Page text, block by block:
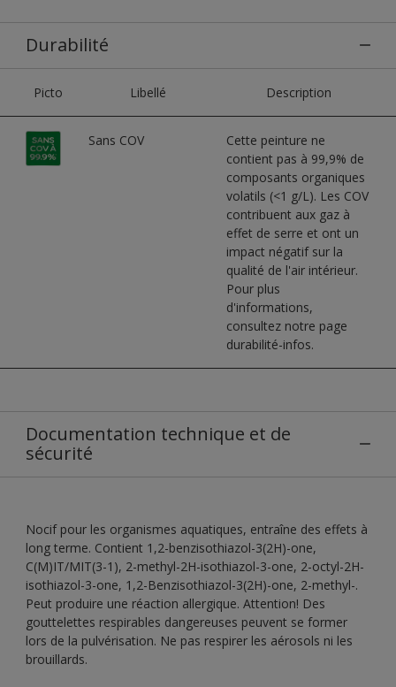
Durabilité
Picto Libellé Description
Sans COV
Cette peinture ne
contient pas à 99,9% de
composants organiques
volatils (<1 g/L). Les COV
contribuent aux gaz à
effet de serre et ont un
impact négatif sur la
qualité de l'air intérieur.
Pour plus
d'informations,
consultez notre page
durabilité-infos.
Documentation technique et de
sécurité
Nocif pour les organismes aquatiques, entraîne des effets à
long terme. Contient 1,2-benzisothiazol-3(2H)-one,
C(M)IT/MIT(3-1), 2-methyl-2H-isothiazol-3-one, 2-octyl-2H-
isothiazol-3-one, 1,2-Benzisothiazol-3(2H)-one, 2-methyl-.
Peut produire une réaction allergique. Attention! Des
gouttelettes respirables dangereuses peuvent se former
lors de la pulvérisation. Ne pas respirer les aérosols ni les
brouillards.